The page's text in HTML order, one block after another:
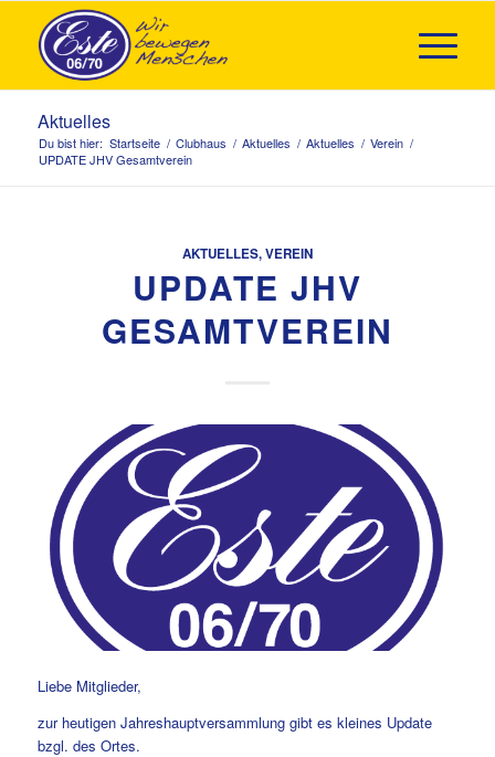
Aktuelles
Du bist hier: Startseite / Clubhaus / Aktuelles / Aktuelles / Verein /
UPDATE JHV Gesamtverein
AKTUELLES,VEREIN
UPDATE JHV
GESAMTVEREIN
Liebe Mitglieder,
zur heutigen Jahreshauptversammlung gibt es kleines Update
bzgl. des Ortes.